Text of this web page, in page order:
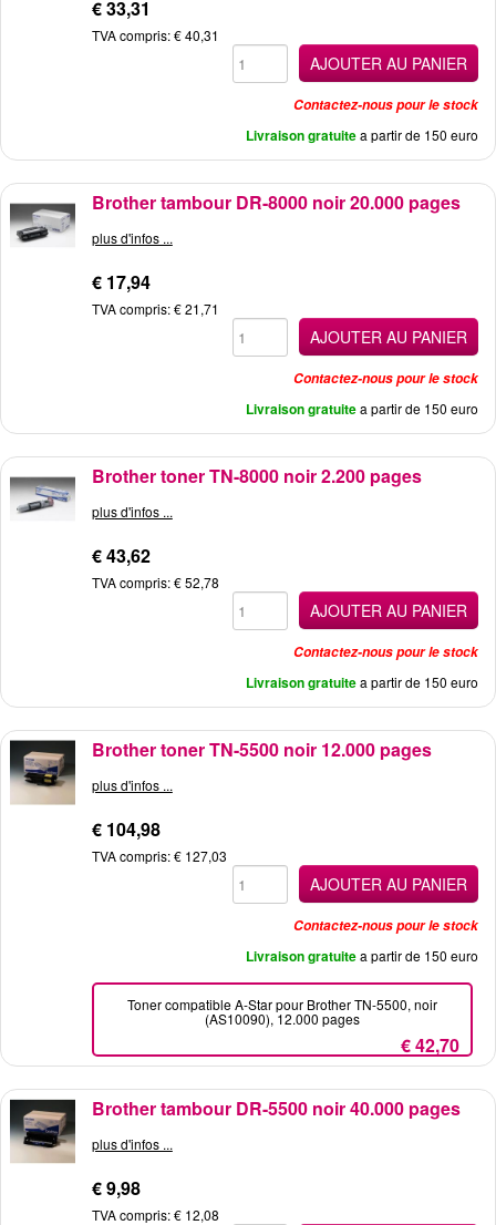
€ 33,31
TVA compris: € 40,31
AJOUTER AU PANIER
Contactez-nous pour le stock
Livraison gratuitea partir de 150 euro
Brother tambour DR-8000 noir 20.000 pages
plus d'infos ...
€ 17,94
TVA compris: € 21,71
AJOUTER AU PANIER
Contactez-nous pour le stock
Livraison gratuitea partir de 150 euro
Brother toner TN-8000 noir 2.200 pages
plus d'infos ...
€ 43,62
TVA compris: € 52,78
AJOUTER AU PANIER
Contactez-nous pour le stock
Livraison gratuitea partir de 150 euro
Brother toner TN-5500 noir 12.000 pages
plus d'infos ...
€ 104,98
TVA compris: € 127,03
AJOUTER AU PANIER
Contactez-nous pour le stock
Livraison gratuitea partir de 150 euro
Toner compatible A-Star pour Brother TN-5500, noir
(AS10090), 12.000 pages
€ 42,70
Brother tambour DR-5500 noir 40.000 pages
plus d'infos ...
€ 9,98
TVA compris: € 12,08